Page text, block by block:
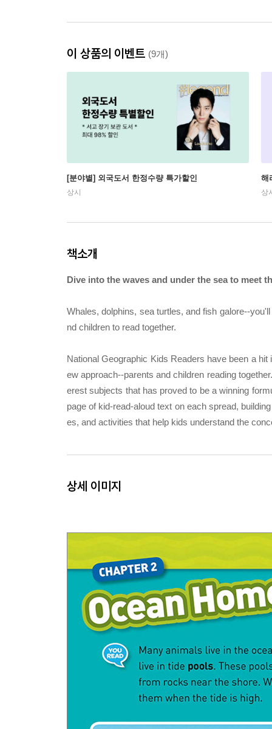
이 상품의 이벤트 (9개)
[분야별] 외국도서 한정수량 특가할인
상시
해
상
책소개
Dive into the waves and under the sea to meet
Whales, dolphins, sea turtles, and fish galore--
nd children to read together.
National Geographic Kids Readers have been a
ew approach--parents and children reading
erest subjects that has proved to be a winning
page of kid-read-aloud text on each spread,
es, and activities that help kids understand the
상세 이미지